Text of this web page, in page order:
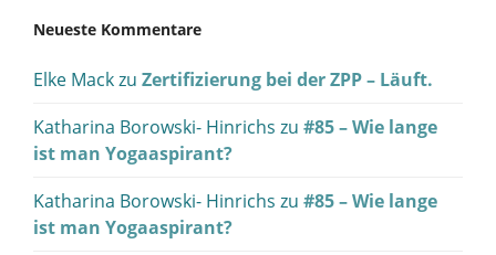
Neueste Kommentare
Elke Mackzu Zertifizierung bei der ZPP – Läuft.
Katharina Borowski- Hinrichs zu #85 – Wie lange
ist man Yogaaspirant?
Katharina Borowski- Hinrichs zu #85 – Wie lange
ist man Yogaaspirant?